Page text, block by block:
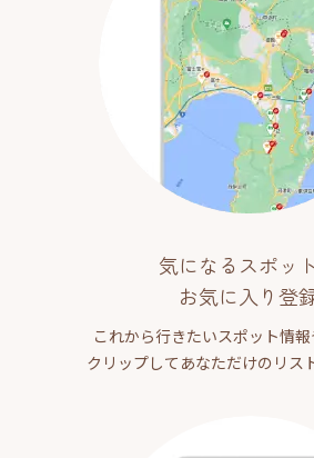
気になるスポッ
お気に入り登
これから行きたいスポット情
クリップしてあなただけのリス